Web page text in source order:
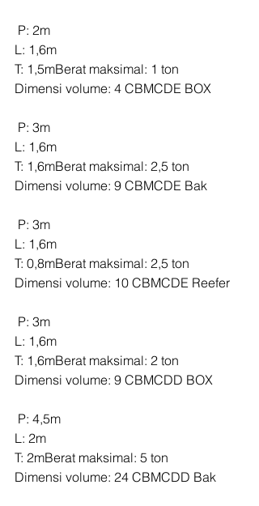
P: 2m
L: 1,6m
T: 1,5mBerat maksimal: 1 ton
Dimensi volume: 4 CBMCDE BOX
P: 3m
L: 1,6m
T: 1,6mBerat maksimal: 2,5 ton
Dimensi volume: 9 CBMCDE Bak
P: 3m
L: 1,6m
T: 0,8mBerat maksimal: 2,5 ton
Dimensi volume: 10 CBMCDE Reefer
P: 3m
L: 1,6m
T: 1,6mBerat maksimal: 2 ton
Dimensi volume: 9 CBMCDD BOX
P: 4,5m
L: 2m
T: 2mBerat maksimal: 5 ton
Dimensi volume: 24 CBMCDD Bak